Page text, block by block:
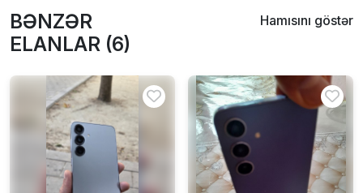
BƏNZƏR
ELANLAR (6)
Hamısını göstər